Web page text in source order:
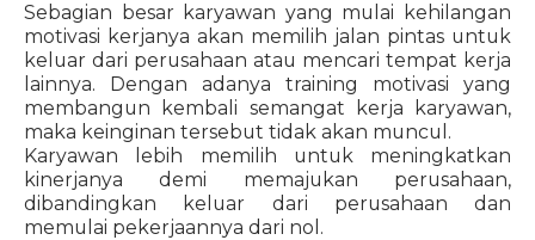
Sebagian besar karyawan yang mulai kehilangan
motivasi kerjanya akan memilih jalan pintas untuk
keluar dari perusahaan atau mencari tempat kerja
lainnya. Dengan adanya training motivasi yang
membangun kembali semangat kerja karyawan,
maka keinginan tersebut tidak akan muncul.
Karyawan lebih memilih untuk meningkatkan
kinerjanya demi memajukan perusahaan,
dibandingkan keluar dari perusahaan dan
memulai pekerjaannya dari nol.